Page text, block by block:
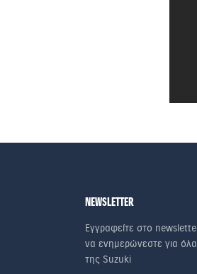
NEWSLETTER
Εγγραφείτε στο
να ενημερώνεστε για
της Suzuki